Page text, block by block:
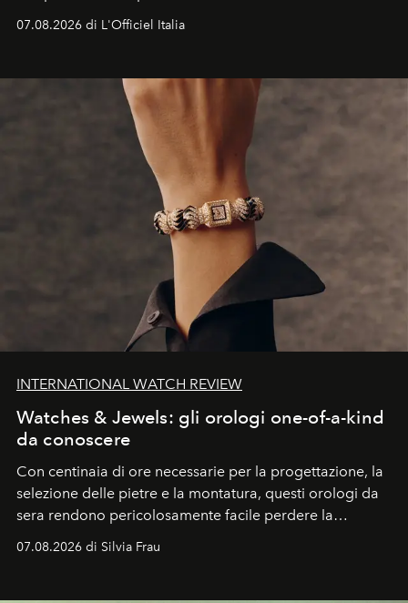
07.08.2026 di L'Officiel Italia
INTERNATIONAL WATCH REVIEW
Watches & Jewels: gli orologi one-of-a-kind
da conoscere
Con centinaia di ore necessarie per la progettazione, la
selezione delle pietre e la montatura, questi orologi da
sera rendono pericolosamente facile perdere la
cognizione del tempo. Ma con quadranti così
07.08.2026 di Silvia Frau